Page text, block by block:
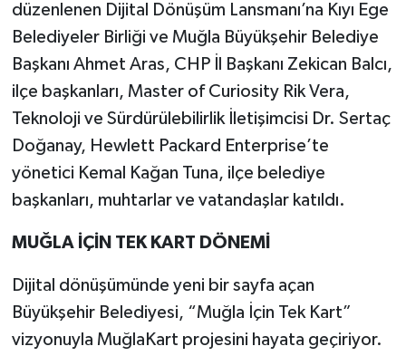
düzenlenen Dijital Dönüşüm Lansmanı’na Kıyı Ege
Belediyeler Birliği ve Muğla Büyükşehir Belediye
Başkanı Ahmet Aras, CHP İl Başkanı Zekican Balcı,
ilçe başkanları, Master of Curiosity Rik Vera,
Teknoloji ve Sürdürülebilirlik İletişimcisi Dr. Sertaç
Doğanay, Hewlett Packard Enterprise’te
yönetici Kemal Kağan Tuna, ilçe belediye
başkanları, muhtarlar ve vatandaşlar katıldı.
MUĞLA İÇİN TEK KART DÖNEMİ
Dijital dönüşümünde yeni bir sayfa açan
Büyükşehir Belediyesi, “Muğla İçin Tek Kart”
vizyonuyla MuğlaKart projesini hayata geçiriyor.